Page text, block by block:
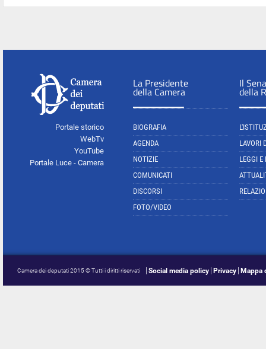
Portale storico
WebTv
YouTube
Portale Luce - Camera
La Presidente
della Camera
BIOGRAFIA
AGENDA
NOTIZIE
COMUNICATI
DISCORSI
FOTO/VIDEO
Il
della
LAVORI
LEGGI E
Camera dei deputati 2015 © Tutti i diritti riservati Social media policy Privacy Mappa